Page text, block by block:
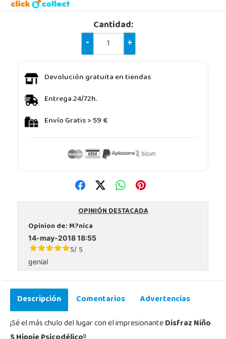
Cantidad:
-
+
Devolución gratuita en tiendas
Entrega 24/72h.
Envío Gratis > 59 €
OPINIÓN DESTACADA
Opinion de:M?nica
14-may-2018 18:55
5/ 5
genial
Descripción Comentarios
Advertencias
¡Sé el más chulo del lugar con el impresionanteDisfraz Niño